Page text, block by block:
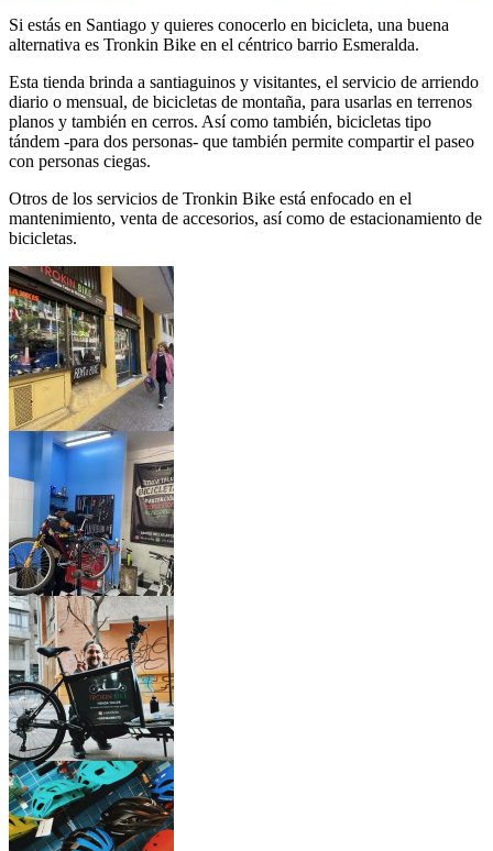
Si estás en Santiago y quieres conocerlo en bicicleta, una buena
alternativa es Tronkin Bike en el céntrico barrio Esmeralda.
Esta tienda brinda a santiaguinos y visitantes, el servicio de arriendo
diario o mensual, de bicicletas de montaña, para usarlas en terrenos
planos y también en cerros. Así como también, bicicletas tipo
tándem -para dos personas- que también permite compartir el paseo
con personas ciegas.
Otros de los servicios de Tronkin Bike está enfocado en el
mantenimiento, venta de accesorios, así como de estacionamiento de
bicicletas.